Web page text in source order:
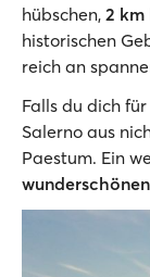
hübschen, 2 km
historischen
reich an
Falls du dich
Salerno aus
Paestum. Ein